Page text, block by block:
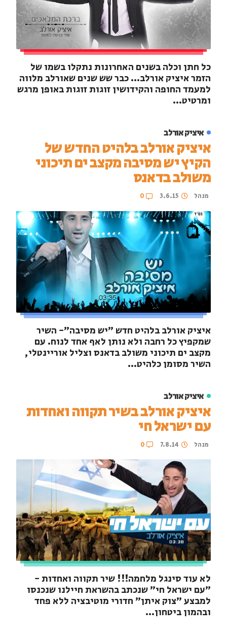
כל חתן וכלה בשנים האחרונות נתקלו בשמו של
הזמר איציק אורלב... כבר שש שנים שאורלב מלווה
למעמד החופה והקידושין זוגות זוגות באופן מרגש
ומרטיט...
איציק אורלב
איציק אורלב בלהיט החדש של
הקיץ יש מסיבה מקצב ים תיכוני
משולב בדאנס
מנהל 3.6.15
0
איציק אורלב בלהיט חדש "יש מסיבה"- השיר
שמקפיץ כל רחבה ולא נותן לאף אחד לנוח. עם
מקצב ים תיכוני משולב בדאנס וצליל אוריינטלי,
השיר מסומן כלהיט...
איציק אורלב
איציק אורלב בשיר תקווה ואחדות
עם ישראל חי
מנהל 7.8.14
0
לא עוד סינגל מלחמה!!! שיר תקווה ואחדות -
"עם ישראל חי" שנכתב בהשראת חיילנו שנכנסו
למבצע "צוק איתן" חדורי מוטיבציה ללא פחד
ובהמון ביטחון...